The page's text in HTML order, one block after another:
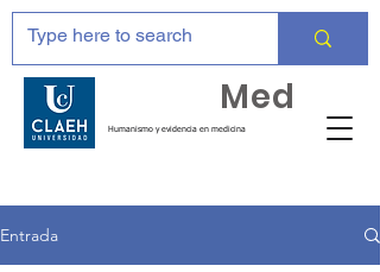
Humanismo y evidencia en medicina
Med
Entrada